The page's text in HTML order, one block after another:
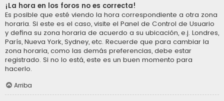
¡La hora en los foros no es correcta!
Es posible que esté viendo la hora correspondiente a otra zona
horaria. Si este es el caso, visite el Panel de Control de Usuario
y defina su zona horaria de acuerdo a su ubicación, e.j. Londres,
París, Nueva York, Sydney, etc. Recuerde que para cambiar la
zona horaria, como las demás preferencias, debe estar
registrado. Si no lo está, este es un buen momento para
hacerlo.
Arriba